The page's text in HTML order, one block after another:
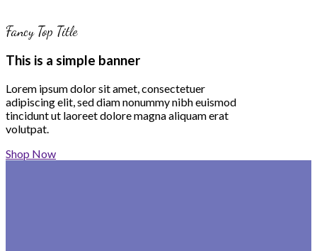
Fancy Top Title
This is a simple banner
Lorem ipsum dolor sit amet, consectetuer
adipiscing elit, sed diam nonummy nibh euismod
tincidunt ut laoreet dolore magna aliquam erat
volutpat.
Shop Now